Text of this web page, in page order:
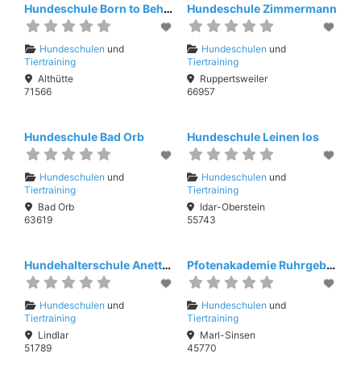
Hundeschule Born to Behave
Hundeschulen und
Tiertraining
Althütte
71566
Hundeschule Zimmermann
Hundeschulen und
Tiertraining
Ruppertsweiler
66957
Hundeschule Bad Orb
Hundeschulen und
Tiertraining
Bad Orb
63619
Hundeschule Leinen los
Hundeschulen und
Tiertraining
Idar-Oberstein
55743
Hundehalterschule Anette Knobloch
Hundeschulen und
Tiertraining
Lindlar
51789
Pfotenakademie Ruhrgebiet
Hundeschulen und
Tiertraining
Marl-Sinsen
45770